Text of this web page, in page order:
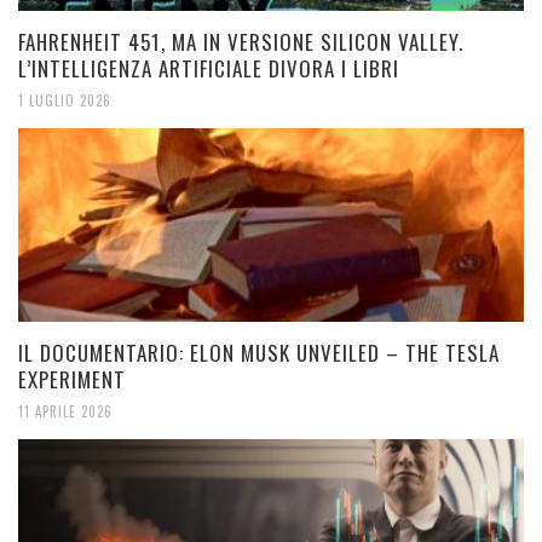
FAHRENHEIT 451, MA IN VERSIONE SILICON VALLEY.
L’INTELLIGENZA ARTIFICIALE DIVORA I LIBRI
1 LUGLIO 2026
IL DOCUMENTARIO: ELON MUSK UNVEILED – THE TESLA
EXPERIMENT
11 APRILE 2026